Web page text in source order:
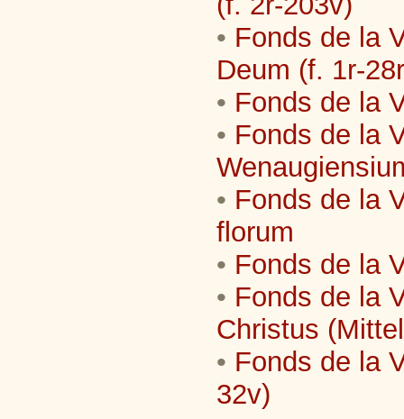
• Fonds de la
Deum (f. 1r-
• Fonds de la
• Fonds de la
• Fonds de la
florum
• Fonds de la
• Fonds de la
Christus
• Fonds de la
32v)